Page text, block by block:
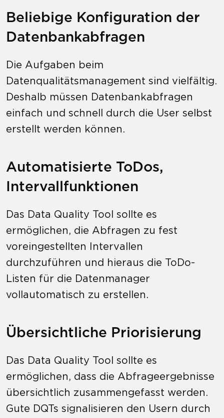
Beliebige Konfiguration der
Datenbankabfragen
Die Aufgaben beim
Datenqualitätsmanagement sind vielfältig.
Deshalb müssen Datenbankabfragen
einfach und schnell durch die User selbst
erstellt werden können.
Automatisierte ToDos,
Intervallfunktionen
Das Data Quality Tool sollte es
ermöglichen, die Abfragen zu fest
voreingestellten Intervallen
durchzuführen und hieraus die ToDo-
Listen für die Datenmanager
vollautomatisch zu erstellen.
Übersichtliche Priorisierung
Das Data Quality Tool sollte es
ermöglichen, dass die Abfrageergebnisse
übersichtlich zusammengefasst werden.
Gute DQTs signalisieren den Usern durch